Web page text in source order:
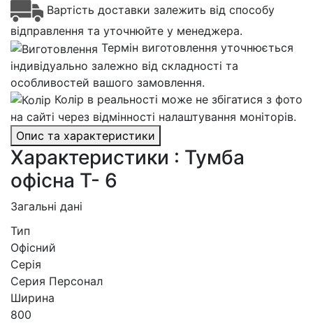
Вартість доставки залежить від способу
відправлення та уточнюйте у менеджера.
Термін виготовлення уточнюється
індивідуально залежно від складності та
особливостей вашого замовлення.
Колір в реальності може не збігатися з фото
на сайті через відмінності налаштування моніторів.
Опис та характеристики
Характеристики : Тумба
офісна Т- 6
Загальні дані
Тип
Офісний
Серія
Серия Персонал
Ширина
800